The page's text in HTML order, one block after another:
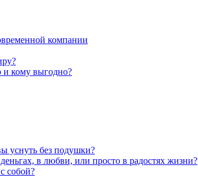
компании
и кому выгодно?
уснуть без подушки?
в любви, или просто в радостях жизни?
собой?